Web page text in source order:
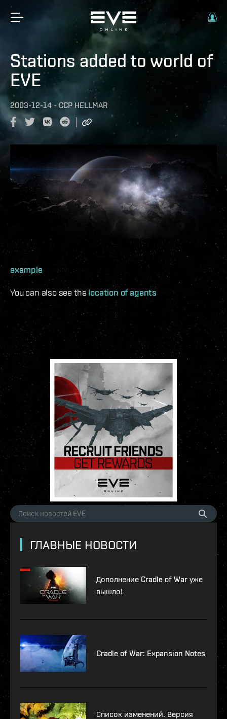
Stations added to world of
EVE
2003-12-14 - CCP HELLMAR
example
You can also see thelocation of agents
ГЛАВНЫЕ НОВОСТИ
Дополнение Cradle of War уже
вышло!
Cradle of War: Expansion Notes
Список изменений. Версия